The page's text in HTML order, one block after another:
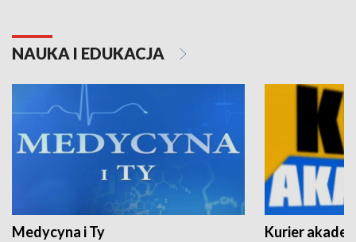
NAUKA I EDUKACJA
Medycyna i Ty Kurier